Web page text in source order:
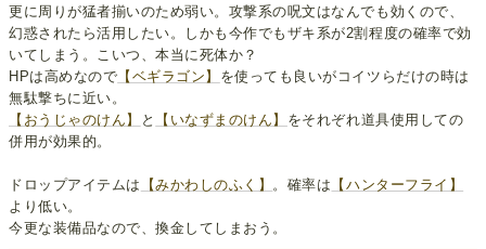
更に周りが猛者揃いのため弱い。攻撃系の呪文はなんでも効くので、
幻惑されたら活用したい。しかも今作でもザキ系が2割程度の確率で効
いてしまう。こいつ、本当に死体か？
HPは高めなので 【ベギラゴン】 を使っても良いがコイツらだけの時は
無駄撃ちに近い。
【おうじゃのけん】
と 【いなずまのけん】 をそれぞれ道具使用しての
併用が効果的。
ドロップアイテムは 【みかわしのふく】 。確率は 【ハンターフライ】
より低い。
今更な装備品なので、換金してしまおう。